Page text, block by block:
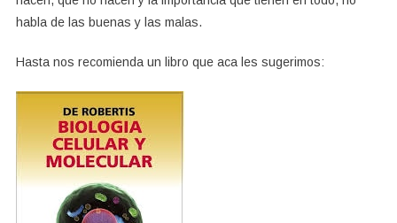
habla de las buenas y las malas.
Hasta nos recomienda un libro que aca les sugerimos: